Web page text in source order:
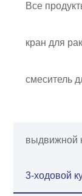
Все
кран для
смеситель
выдвижной
3-ходовой